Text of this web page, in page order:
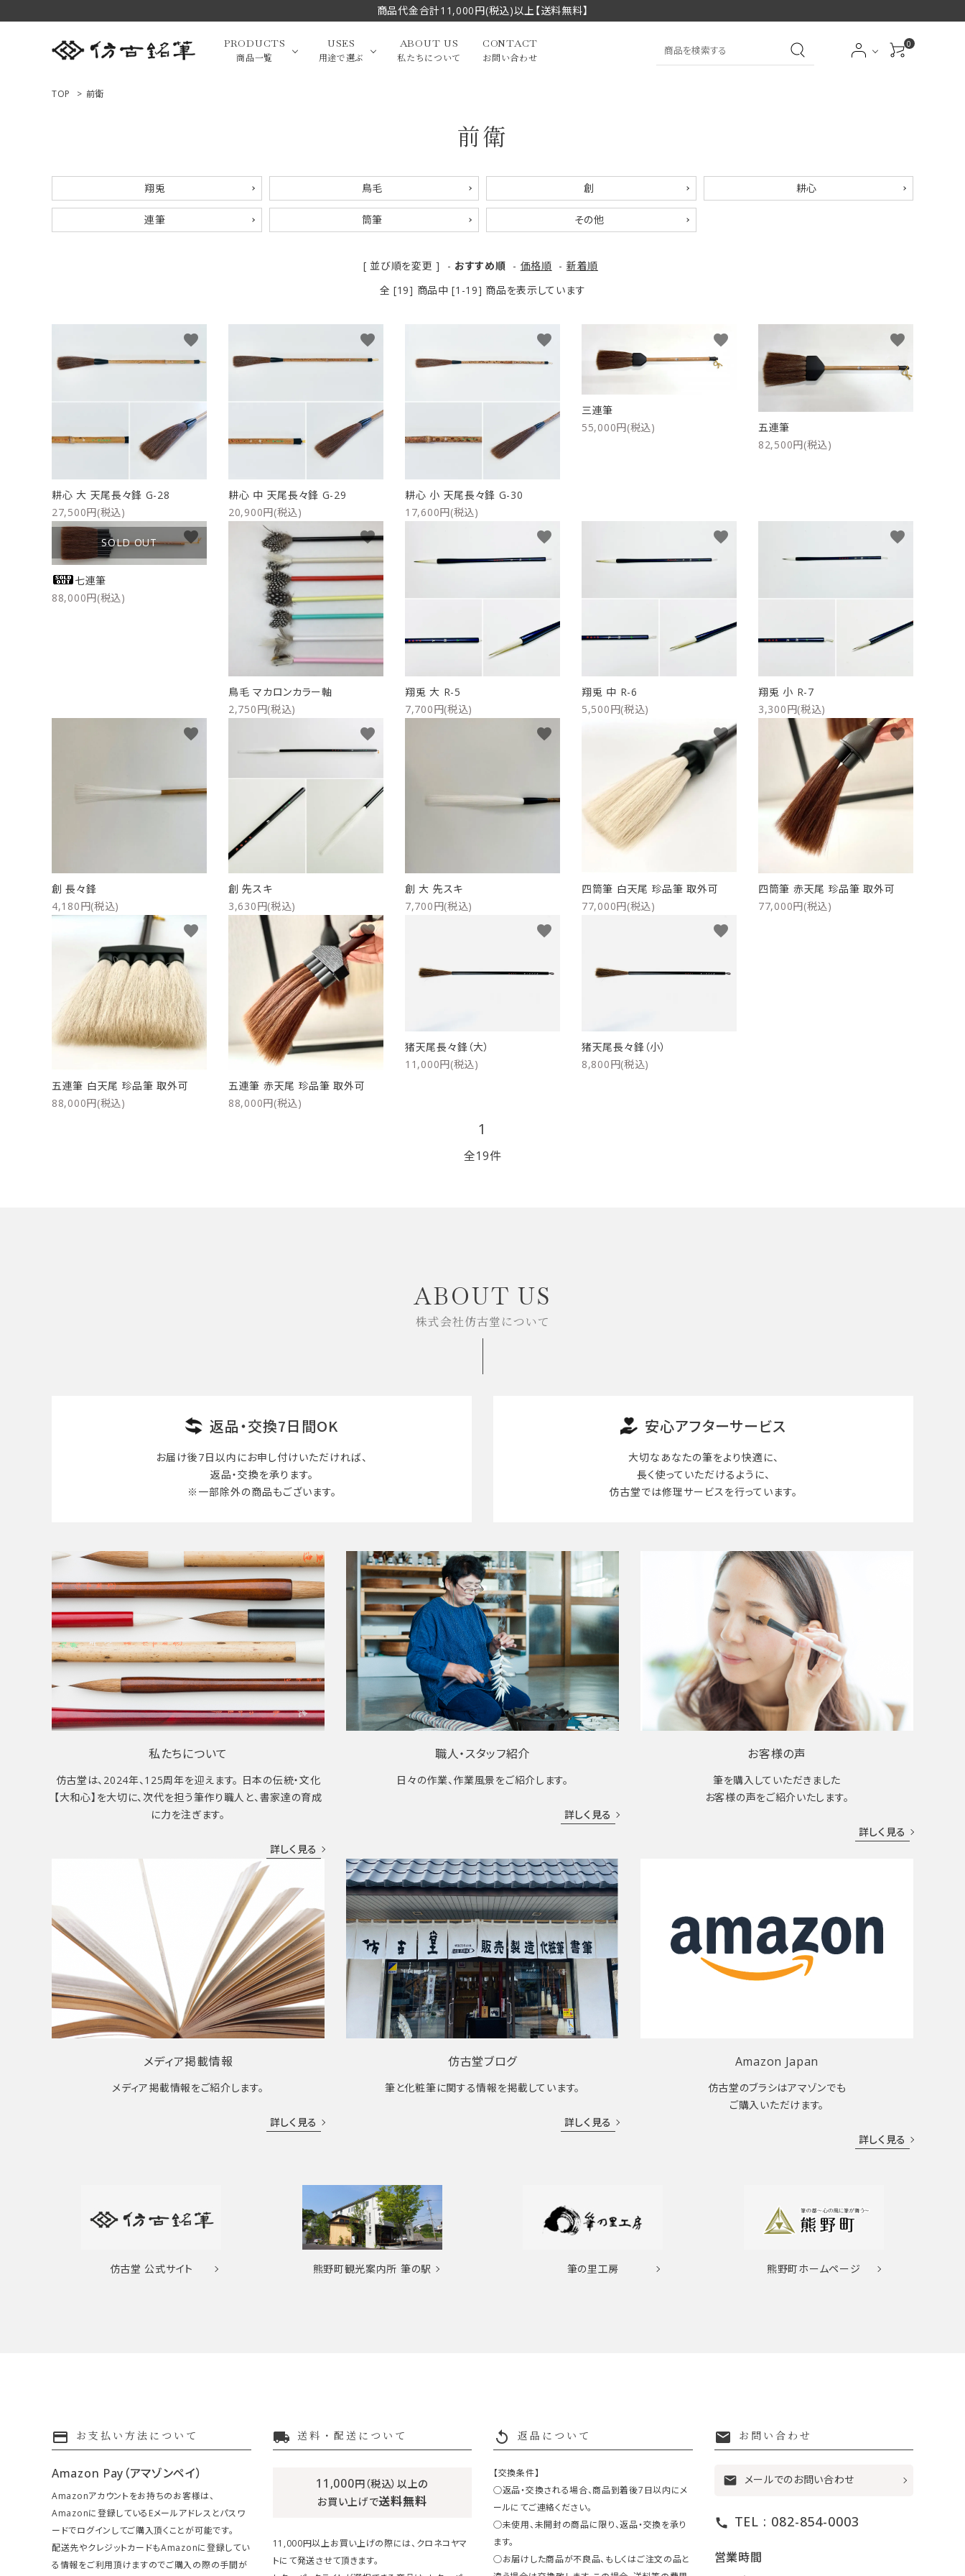
商品代金合計11,000円(税込)以上【送料無料】
PRODUCTS
商品一覧
大中筆（半切・条幅以
小筆 特大筆・珍品筆 学童用（初心者用）
限定品・セット品
USES
用途で選ぶ
漢字
写経・御朱印 画筆・絵てがみ 前衛 大字
贈り物（限定セット）
リップブラシ 贈り物（限定セット）
ABOUT US
私たちについて
CONTACT
お問い合わせ
0
ログイン 新規会員登録
ご利用ガイド
TOP > 前衛
前衛
翔兎 鳥毛 創 耕心
連筆 筒筆 その他
[ 並び順を変更 ] - おすすめ順 - 価格順 - 新着順
全 [19] 商品中 [1-19] 商品を表示しています
耕心 大 天尾長々鋒 G-28
27,500円(税込)
favorite
耕心 中 天尾長々鋒 G-29
20,900円(税込)
favorite
耕心 小 天尾長々鋒 G-30
17,600円(税込)
favorite
三連筆
55,000円(税込)
favorite
五連筆
82,500円(税込)
favorite
SOLD OUT
七連筆
88,000円(税込)
favorite
鳥毛 マカロンカラー軸
2,750円(税込)
favorite
翔兎 大 R-5
7,700円(税込)
favorite
翔兎 中 R-6
5,500円(税込)
favorite
翔兎 小 R-7
3,300円(税込)
favorite
創 長々鋒
4,180円(税込)
favorite
創 先スキ
3,630円(税込)
favorite
創 大 先スキ
7,700円(税込)
favorite
四筒筆 白天尾 珍品筆 取外可
77,000円(税込)
favorite
四筒筆 赤天尾 珍品筆 取外可
77,000円(税込)
favorite
五連筆 白天尾 珍品筆 取外可
88,000円(税込)
favorite
五連筆 赤天尾 珍品筆 取外可
88,000円(税込)
favorite
猪天尾長々鋒（大）
11,000円(税込)
favorite
猪天尾長々鋒（小）
8,800円(税込)
favorite
1
全19件
ABOUT US
株式会社仿古堂について
返品・交換7日間OK
お届け後7日以内にお申し付けいただければ、
返品・交換を承ります。
※一部除外の商品もございます。
安心アフターサービス
大切なあなたの筆をより快適に、
長く使って いただけるように、
仿古堂では修理サービスを行っています。
私たちについて
仿古堂は、2024年、125周年を迎えます。 日本の伝統・文化
【大和心】を大切に、次代を担う筆作り職人と、書家達の育成
に力を注ぎます。
詳しく見る
職人・スタッフ紹介
日々の作業、作業風景をご紹介します。
詳しく見る
お客様の声
筆を購入していただきました
お客様の声をご紹介いたします。
詳しく見る
メディア掲載情報
メディア掲載情報をご紹介します。
詳しく見る
仿古堂ブログ
筆と化粧筆に関する情報を掲載しています。
詳しく見る
Amazon Japan
仿古堂のブラシはアマゾンでも
ご購入いただけます。
詳しく見る
仿古堂 公式サイト 熊野町観光案内所 筆の駅 筆の里工房 熊野町ホームページ
payment お支払い方法について
Amazon Pay（アマゾンペイ）
Amazonアカウントをお持ちのお客様は、
Amazonに登録しているEメールアドレスとパスワ
ードでログインしてご購入頂くことが可能です。
配送先やクレジットカードもAmazonに登録してい
る情報をご利用頂けますのでご購入の際の手間が
local_shipping 送料・配送について
11,000円（税込）以上の
お買い上げで送料無料
11,000円以上お買い上げの際には、クロネコヤマ
トにて発送させて頂きます。
replay 返品について
【交換条件】
○返品・交換される場合、商品到着後7日以内にメ
ールにてご連絡ください。
○未使用、未開封の商品に限り、返品・交換を承り
ます。
○お届けした商品が不良品、もしくはご注文の品と
mail お問い合わせ
mail メールでのお問い合わせ
call TEL : 082-854-0003
営業時間